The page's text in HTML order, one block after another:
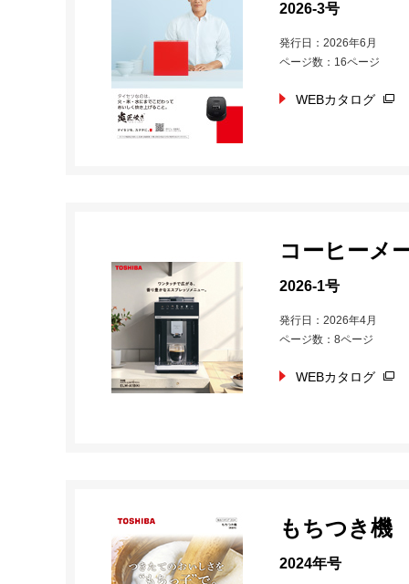
2026-3号
発行日：2026年6月
ページ数：16ページ
WEBカタログ
コーヒーメ
2026-1号
発行日：2026年4月
ページ数：8ページ
WEBカタログ
もちつき機
2024年号